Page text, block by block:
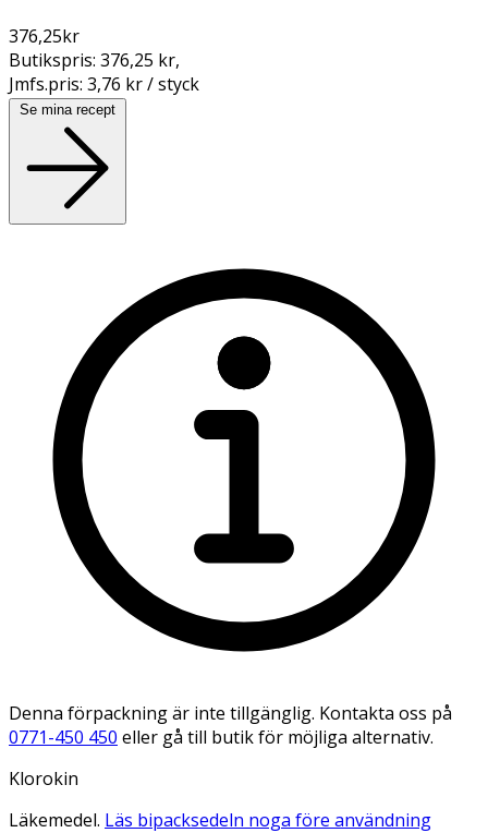
376,25kr
Butikspris: 376,25 kr,
Jmfs.pris: 3,76 kr / styck
Se mina recept
Denna förpackning är inte tillgänglig. Kontakta oss på
0771-450 450 eller gå till butik för möjliga alternativ.
Klorokin
Läkemedel. Läs bipacksedeln noga före användning